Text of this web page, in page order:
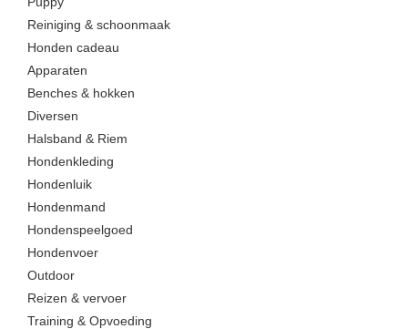
Reiniging & schoonmaak
Honden cadeau
Apparaten
Benches & hokken
Diversen
Halsband & Riem
Hondenkleding
Hondenluik
Hondenmand
Hondenspeelgoed
Hondenvoer
Outdoor
Reizen & vervoer
Training & Opvoeding